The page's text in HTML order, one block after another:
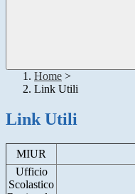
Home >
Link Utili
Link Utili
MIUR
Ufficio
Scolastico